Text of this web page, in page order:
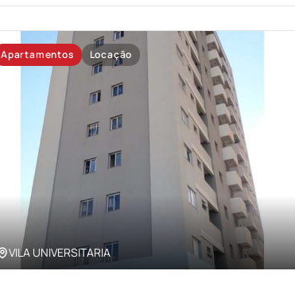
Apartamentos Locação
VILA UNIVERSITARIA